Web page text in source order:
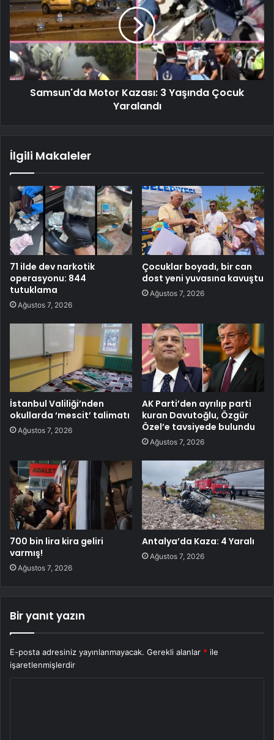
Samsun'da Motor Kazası: 3 Yaşında Çocuk
Yaralandı
İlgili Makaleler
71 ilde dev narkotik
operasyonu: 844
tutuklama
Ağustos 7, 2026
Çocuklar boyadı, bir can
dost yeni yuvasına kavuştu
Ağustos 7, 2026
İstanbul Valiliği’nden
okullarda ‘mescit’ talimatı
Ağustos 7, 2026
AK Parti’den ayrılıp parti
kuran Davutoğlu, Özgür
Özel’e tavsiyede bulundu
Ağustos 7, 2026
700 bin lira kira geliri
varmış!
Ağustos 7, 2026
Antalya’da Kaza: 4 Yaralı
Ağustos 7, 2026
Bir yanıt yazın
E-posta adresiniz yayınlanmayacak. Gerekli alanlar * ile
işaretlenmişlerdir